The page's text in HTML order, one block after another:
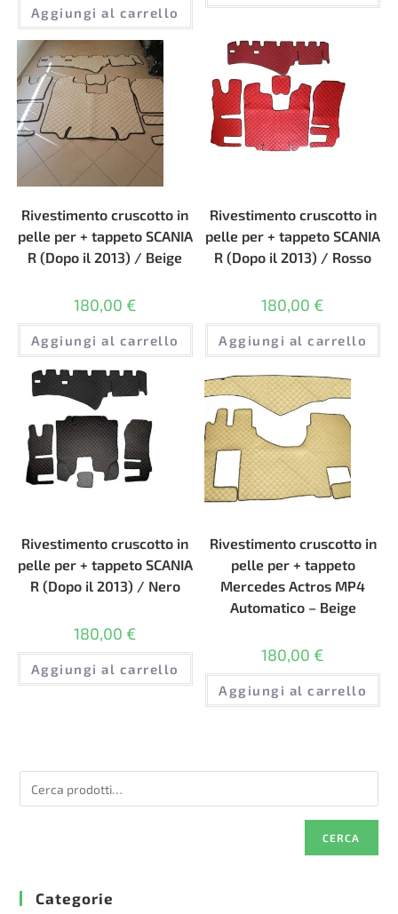
Aggiungi al carrello
Rivestimento cruscotto in
pelle per + tappeto SCANIA
R (Dopo il 2013) / Beige
180,00 €
Aggiungi al carrello
Rivestimento cruscotto in
pelle per + tappeto SCANIA
R (Dopo il 2013) / Rosso
180,00 €
Aggiungi al carrello
Rivestimento cruscotto in
pelle per + tappeto SCANIA
R (Dopo il 2013) / Nero
180,00 €
Aggiungi al carrello
Rivestimento cruscotto in
pelle per + tappeto
Mercedes Actros MP4
Automatico – Beige
180,00 €
Aggiungi al carrello
CERCA
Categorie